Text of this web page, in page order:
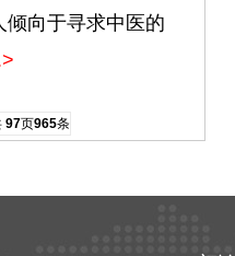
向于寻求中医的
97页965条